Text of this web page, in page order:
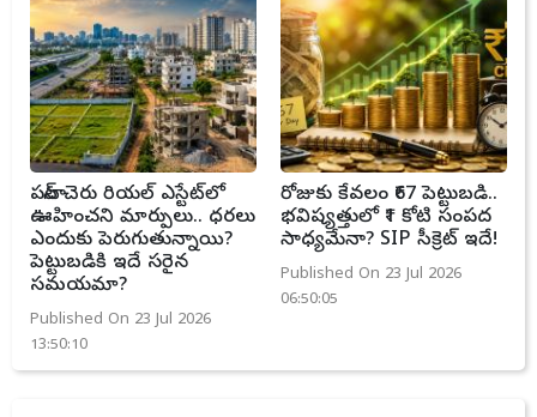
పటాన్ చెరు రియల్ ఎస్టేట్‌లో
ఊహించని మార్పులు.. ధరలు
ఎందుకు పెరుగుతున్నాయి?
పెట్టుబడికి ఇదే సరైన
సమయమా?
Published On 23 Jul 2026
13:50:10
రోజుకు కేవలం ₹67 పెట్టుబడి..
భవిష్యత్తులో ₹1 కోటి సంపద
సాధ్యమేనా? SIP సీక్రెట్ ఇదే!
Published On 23 Jul 2026
06:50:05